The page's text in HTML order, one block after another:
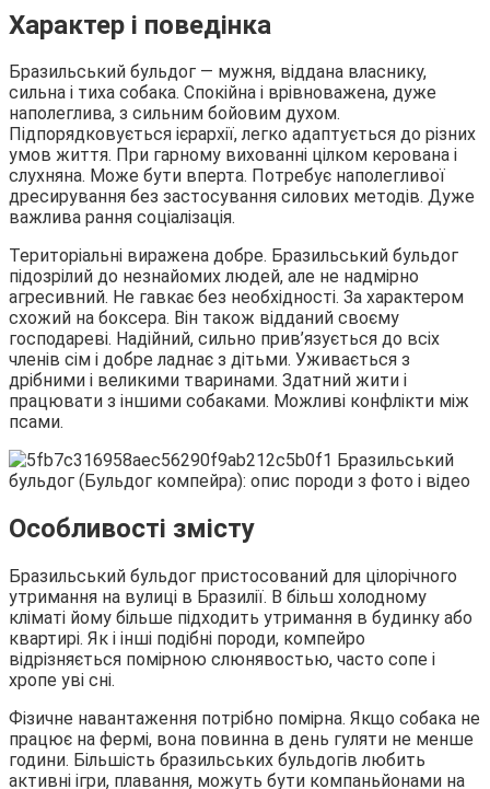
Характер і поведінка
Бразильський бульдог ― мужня, віддана власнику,
сильна і тиха собака. Спокійна і врівноважена, дуже
наполеглива, з сильним бойовим духом.
Підпорядковується ієрархії, легко адаптується до різних
умов життя. При гарному вихованні цілком керована і
слухняна. Може бути вперта. Потребує наполегливої
дресирування без застосування силових методів. Дуже
важлива рання соціалізація.
Територіальні виражена добре. Бразильський бульдог
підозрілий до незнайомих людей, але не надмірно
агресивний. Не гавкає без необхідності. За характером
схожий на боксера. Він також відданий своєму
господареві. Надійний, сильно прив’язується до всіх
членів сім і добре ладнає з дітьми. Уживається з
дрібними і великими тваринами. Здатний жити і
працювати з іншими собаками. Можливі конфлікти між
псами.
Особливості змісту
Бразильський бульдог пристосований для цілорічного
утримання на вулиці в Бразилії. В більш холодному
кліматі йому більше підходить утримання в будинку або
квартирі. Як і інші подібні породи, компейро
відрізняється помірною слюнявостью, часто сопе і
хропе уві сні.
Фізичне навантаження потрібно помірна. Якщо собака не
працює на фермі, вона повинна в день гуляти не менше
години. Більшість бразильських бульдогів любить
активні ігри, плавання, можуть бути компаньйонами на